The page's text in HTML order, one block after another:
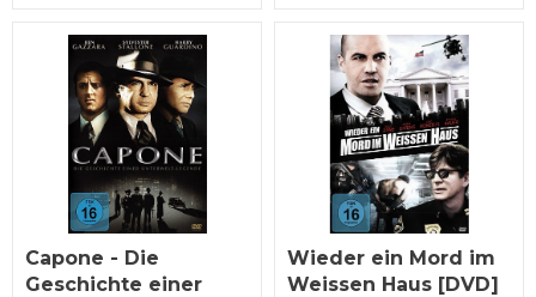
Capone - Die
Geschichte einer
Wieder ein Mord im
Weissen Haus [DVD]